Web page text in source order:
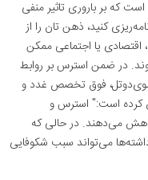
که بر باروری تاثیر منفی
کنید، ذهن تان را از
، اقتصادی یا اجتماعی ممکن
در ضمن استرس بر روابط
لوی‌دوتل، فوق تخصص غدد و
کرده است:" استرس و
می‌دهند. در حالی که
می‌تواند سبب شکوفایی